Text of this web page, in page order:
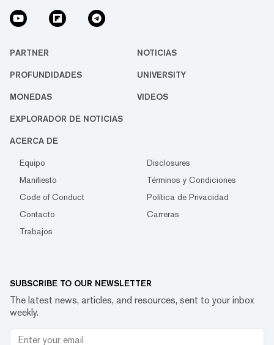
PARTNER NOTICIAS
PROFUNDIDADES UNIVERSITY
MONEDAS VIDEOS
EXPLORADOR DE NOTICIAS
ACERCA DE
Equipo
Disclosures
Manifiesto
Términos y Condiciones
Code of Conduct
Política de Privacidad
Contacto
Carreras
Trabajos
SUBSCRIBE TO OUR NEWSLETTER
The latest news, articles, and resources, sent to your inbox
weekly.